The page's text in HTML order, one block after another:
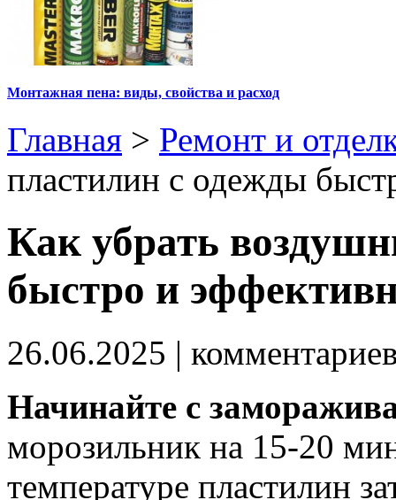
Монтажная пена: виды, свойства и расход
Главная > Ремонт и
пластилин с одежды
Как убрать
быстро и
26.06.2025 |
Начинайте с
морозильник на 15-20
температуре пластилин